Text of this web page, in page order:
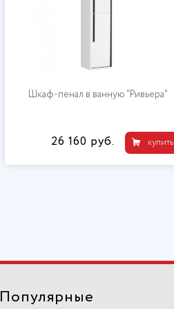
Шкаф-пенал в ванную "Ривьера"
купить
26 160 руб.
Популярные